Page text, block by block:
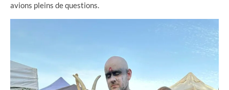
avions pleins de questions.